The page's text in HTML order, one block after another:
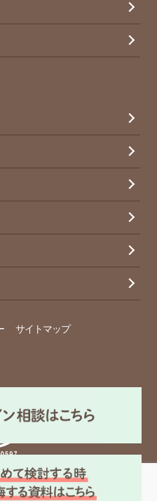
サイトマップ
All rights reserved.